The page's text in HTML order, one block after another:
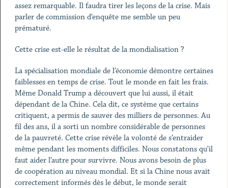
assez remarquable. Il faudra tirer les leçons de la crise. Mais
parler de commission d’enquête me semble un peu
prématuré.
Cette crise est-elle le résultat de la mondialisation ?
La spécialisation mondiale de l’économie démontre certaines
faiblesses en temps de crise. Tout le monde en fait les frais.
Même Donald Trump a découvert que lui aussi, il était
dépendant de la Chine. Cela dit, ce système que certains
critiquent, a permis de sauver des milliers de personnes. Au
fil des ans, il a sorti un nombre considérable de personnes
de la pauvreté. Cette crise révèle la volonté de s’entraider
même pendant les moments difficiles. Nous constatons qu’il
faut aider l’autre pour survivre. Nous avons besoin de plus
de coopération au niveau mondial. Et si la Chine nous avait
correctement informés dès le début, le monde serait